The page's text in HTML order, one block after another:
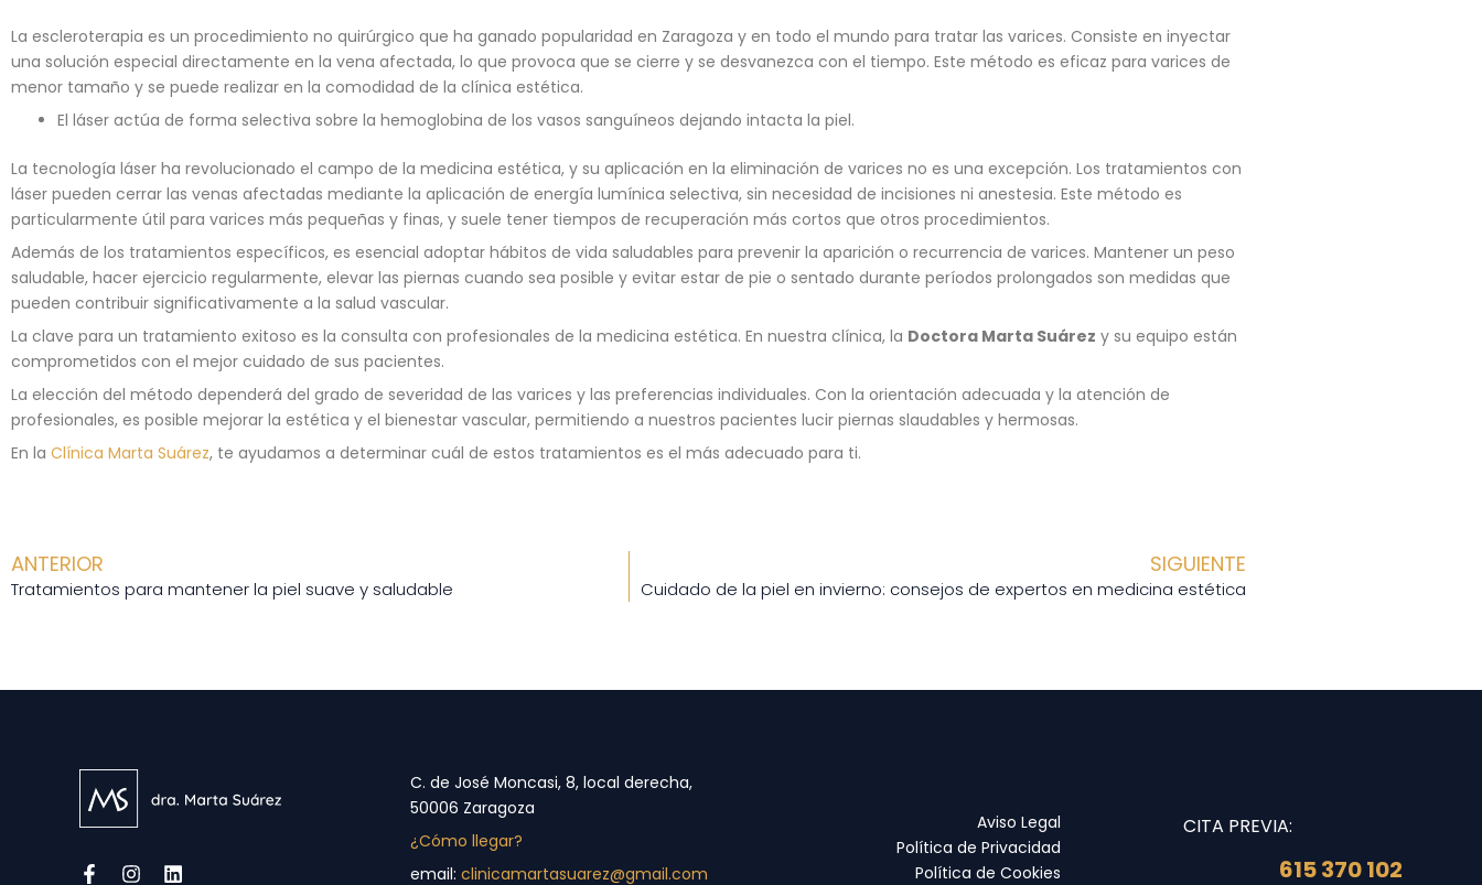
La escleroterapia es un procedimiento no quirúrgico que ha ganado popularidad en Zaragoza y en todo el mundo para tratar las varices. Consiste en inyectar
una solución especial directamente en la vena afectada, lo que provoca que se cierre y se desvanezca con el tiempo. Este método es eficaz para varices de
menor tamaño y se puede realizar en la comodidad de la clínica estética.
El láser actúa de forma selectiva sobre la hemoglobina de los vasos sanguíneos dejando intacta la piel.
La tecnología láser ha revolucionado el campo de la medicina estética, y su aplicación en la eliminación de varices no es una excepción. Los tratamientos con
láser pueden cerrar las venas afectadas mediante la aplicación de energía lumínica selectiva, sin necesidad de incisiones ni anestesia. Este método es
particularmente útil para varices más pequeñas y finas, y suele tener tiempos de recuperación más cortos que otros procedimientos.
Además de los tratamientos específicos, es esencial adoptar hábitos de vida saludables para prevenir la aparición o recurrencia de varices. Mantener un peso
saludable, hacer ejercicio regularmente, elevar las piernas cuando sea posible y evitar estar de pie o sentado durante períodos prolongados son medidas que
pueden contribuir significativamente a la salud vascular.
La clave para un tratamiento exitoso es la consulta con profesionales de la medicina estética. En nuestra clínica, la Doctora Marta Suárez y su equipo están
comprometidos con el mejor cuidado de sus pacientes.
La elección del método dependerá del grado de severidad de las varices y las preferencias individuales. Con la orientación adecuada y la atención de
profesionales, es posible mejorar la estética y el bienestar vascular, permitiendo a nuestros pacientes lucir piernas slaudables y hermosas.
En la Clínica Marta Suárez, te ayudamos a determinar cuál de estos tratamientos es el más adecuado para ti.
ANTERIOR
Tratamientos para mantener la piel suave y saludable
SIGUIENTE
Cuidado de la piel en invierno: consejos de expertos en medicina estética
C. de José Moncasi, 8, local derecha,
50006 Zaragoza
¿Cómo llegar?
email: clinicamartasuarez@gmail.com
Aviso Legal
Política de Privacidad
Política de Cookies
CITA PREVIA:
615 370 102